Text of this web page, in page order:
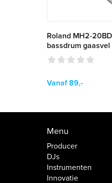
Roland MH2-
bassdrum gaasvel
Vanaf 89,-
Menu
Producer
DJs
Instrumenten
Innovatie